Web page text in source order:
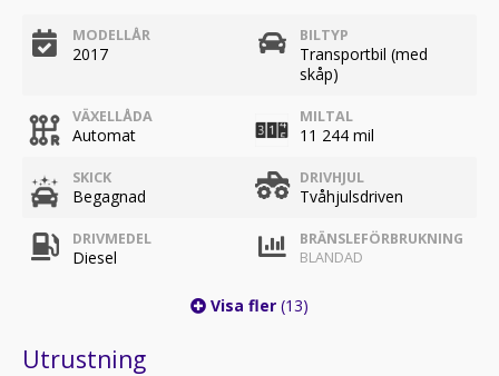
MODELLÅR
2017
BILTYP
Transportbil (med
skåp)
VÄXELLÅDA
Automat
MILTAL
11 244 mil
SKICK
Begagnad
DRIVHJUL
Tvåhjulsdriven
DRIVMEDEL
Diesel
BRÄNSLEFÖRBRUKNING
BLANDAD
Visa fler (13)
Utrustning